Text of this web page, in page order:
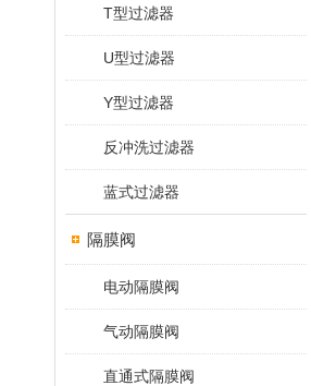
T型过滤器
U型过滤器
Y型过滤器
反冲洗过滤器
蓝式过滤器
隔膜阀
电动隔膜阀
气动隔膜阀
直通式隔膜阀